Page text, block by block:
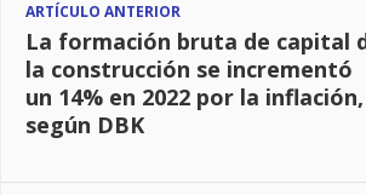
ARTÍCULO ANTERIOR
La formación bruta de capital
la construcción se incrementó
un 14% en 2022 por la inflación,
según DBK